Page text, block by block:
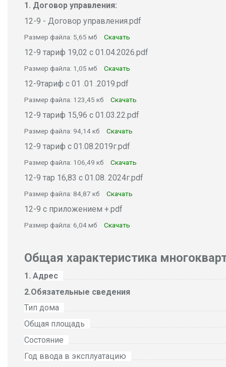
Договор управления:
12-9 - Договор управления.pdf
Размер файла: 5,65 мб Скачать
12-9 тариф 19,02 с 01.04.2026.pdf
Размер файла: 1,05 мб Скачать
12-9тариф с 01 .01 .2019.pdf
Размер файла: 123,45 кб Скачать
12-9 тариф 15,96 с 01.03.22.pdf
Размер файла: 94,14 кб Скачать
12-9 тариф с 01.08.2019г.pdf
Размер файла: 106,49 кб Скачать
12-9 тар 16,83 с 01.08. 2024г.pdf
Размер файла: 84,87 кб Скачать
12-9 с приложением +.pdf
Размер файла: 6,04 мб Скачать
Общая характеристика
Адрес
Обязательные сведения
Тип дома
Общая площадь
Состояние
Год ввода в эксплуатацию